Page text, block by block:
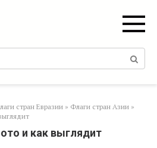
стран Евразии » Флаги стран Азии »
и как выглядит